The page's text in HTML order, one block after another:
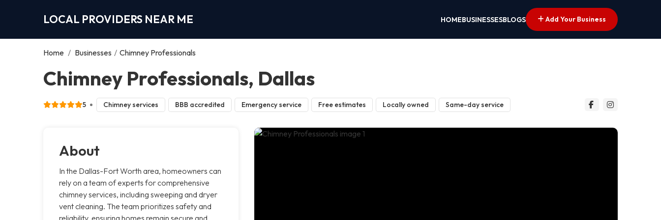
LOCAL PROVIDERS NEAR ME HOMEBUSINESSESBLOGS Add Your Business
Home / Businesses / Chimney Professionals
Chimney Professionals, Dallas
5 Chimney services BBB accredited Emergency service Free estimates Locally owned Same-day service
About
In the Dallas-Fort Worth area, homeowners can
rely on a team of experts for comprehensive
chimney services, including sweeping and dryer
vent cleaning. The team prioritizes safety and
reliability, ensuring homes remain secure and